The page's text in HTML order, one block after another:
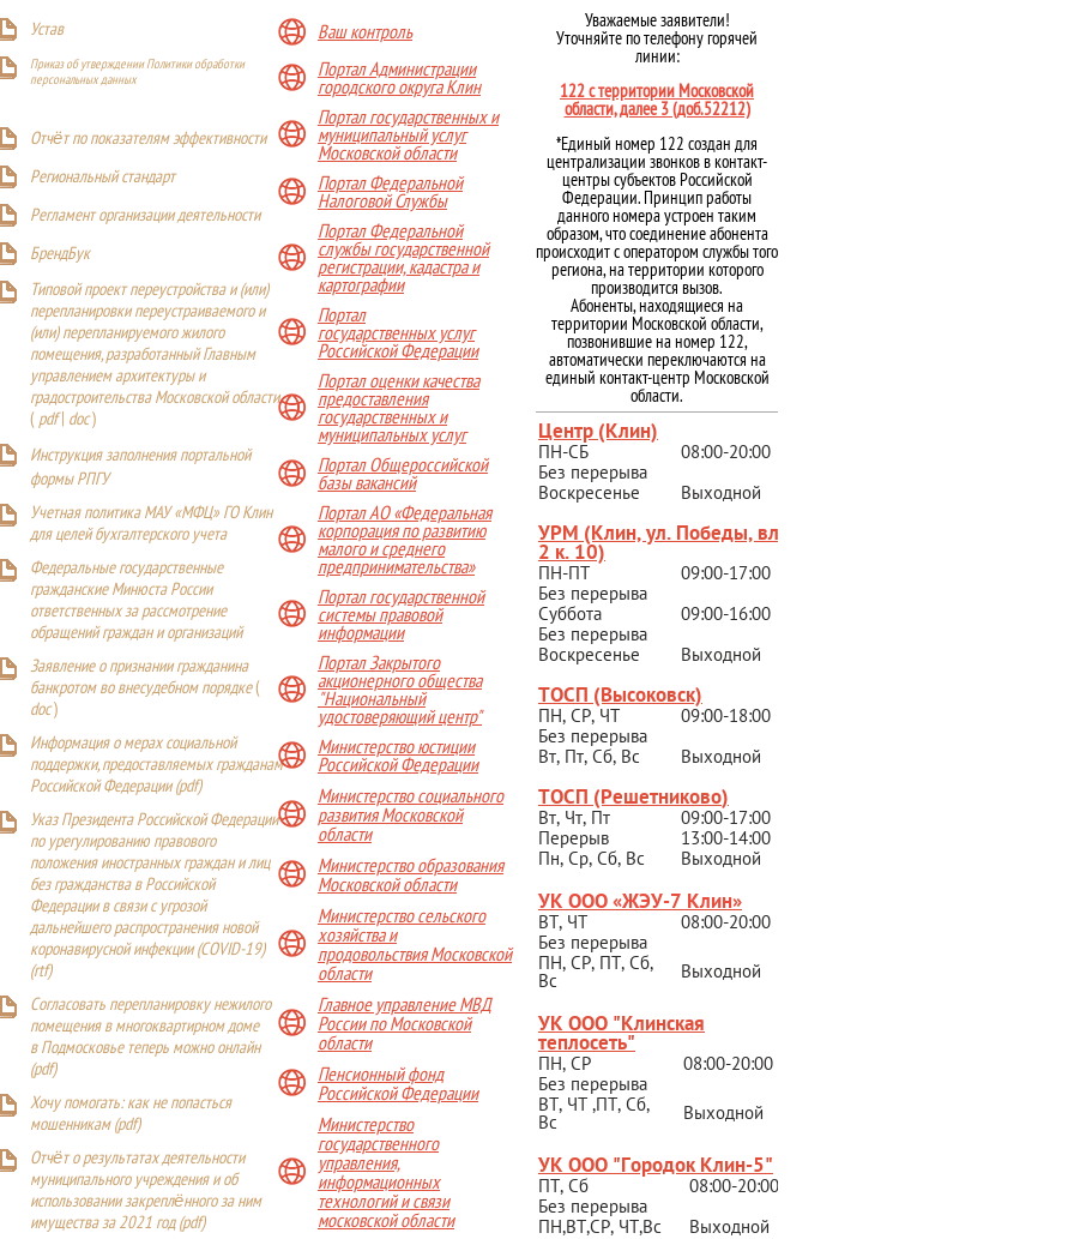
Устав
Приказ об утверждении Политики обработки
персональных данных
Отчёт по показателям эффективности
Региональный стандарт
Регламент организации деятельности
БрендБук
Типовой проект переустройства и (или)
перепланировки переустраиваемого и
(или) перепланируемого жилого
помещения, разработанный Главным
управлением архитектуры и
градостроительства Московской области
(pdf| doc)
Инструкция заполнения портальной
формы РПГУ
Учетная политика МАУ «МФЦ» ГО Клин
для целей бухгалтерского учета
Федеральные государственные
гражданские Минюста России
ответственных за рассмотрение
обращений граждан и организаций
Заявление о признании гражданина
банкротом во внесудебном порядке(
doc)
Информация о мерах социальной
поддержки, предоставляемых гражданам
Российской Федерации (pdf)
Указ Президента Российской Федерации
по урегулированию правового
положения иностранных граждан и лиц
без гражданства в Российской
Федерации в связи с угрозой
дальнейшего распространения новой
коронавирусной инфекции (COVID-19)
(rtf)
Согласовать перепланировку нежилого
помещения в многоквартирном доме
в Подмосковье теперь можно онлайн
(pdf)
Хочу помогать: как не попасться
мошенникам (pdf)
Отчёт о результатах деятельности
муниципального учреждения и об
использовании закреплённого за ним
имущества за 2021 год (pdf)
Ваш контроль
Портал Администрации
городского округа Клин
Портал государственных и
муниципальный услуг
Московской области
Портал Федеральной
Налоговой Службы
Портал Федеральной
службы государственной
регистрации, кадастра и
картографии
Портал
государственных услуг
Российской Федерации
Портал оценки качества
предоставления
государственных и
муниципальных услуг
Портал Общероссийской
базы вакансий
Портал АО «Федеральная
корпорация по развитию
малого и среднего
предпринимательства»
Портал государственной
системы правовой
информации
Портал Закрытого
акционерного общества
"Национальный
удостоверяющий центр"
Министерство юстиции
Российской Федерации
Министерство социального
развития Московской
области
Министерство образования
Московской области
Министерство сельского
хозяйства и
продовольствия Московской
области
Главное управление МВД
России по Московской
области
Пенсионный фонд
Российской Федерации
Министерство
государственного
управления,
информационных
технологий и связи
московской области
Уважаемые заявители!
Уточняйте по телефону горячей
линии:
122 с территории Московской
области, далее 3 (доб.52212)
*Единый номер 122 создан для
централизации звонков в контакт-
центры субъектов Российской
Федерации. Принцип работы
данного номера устроен таким
образом, что соединение абонента
происходит с оператором службы того
региона, на территории которого
производится вызов.
Абоненты, находящиеся на
территории Московской области,
позвонившие на номер 122,
автоматически переключаются на
единый контакт-центр Московской
области.
Центр (Клин)
ПН-СБ
08:00-20:00
Без перерыва
Воскресенье
Выходной
УРМ (Клин, ул. Победы, вл.
2 к. 10)
ПН-ПТ
09:00-17:00
Без перерыва
Суббота
09:00-16:00
Без перерыва
Воскресенье
Выходной
ТОСП (Высоковск)
ПН, СР, ЧТ
09:00-18:00
Без перерыва
Вт, Пт, Сб, Вс
Выходной
ТОСП (Решетниково)
Вт, Чт, Пт
09:00-17:00
Перерыв
13:00-14:00
Пн, Ср, Сб, Вс
Выходной
УК ООО «ЖЭУ-7 Клин»
ВТ, ЧТ
08:00-20:00
Без перерыва
ПН, СР, ПТ, Сб,
Вс Выходной
УК ООО "Клинская
теплосеть"
ПН, СР
08:00-20:00
Без перерыва
ВТ, ЧТ ,ПТ, Сб,
Вс Выходной
УК ООО "Городок Клин-5"
ПТ, Сб
08:00-20:00
Без перерыва
ПН,ВТ,СР, ЧТ,Вс Выходной